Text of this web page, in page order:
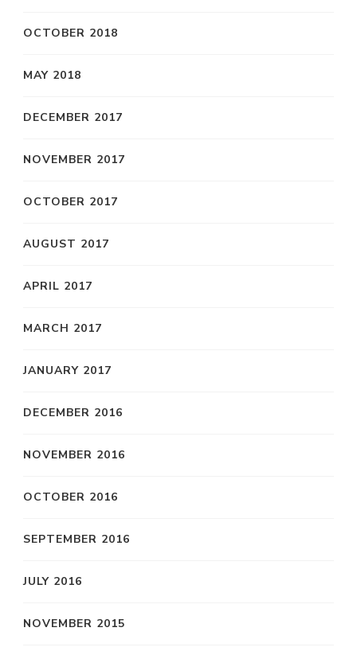
OCTOBER 2018
MAY 2018
DECEMBER 2017
NOVEMBER 2017
OCTOBER 2017
AUGUST 2017
APRIL 2017
MARCH 2017
JANUARY 2017
DECEMBER 2016
NOVEMBER 2016
OCTOBER 2016
SEPTEMBER 2016
JULY 2016
NOVEMBER 2015